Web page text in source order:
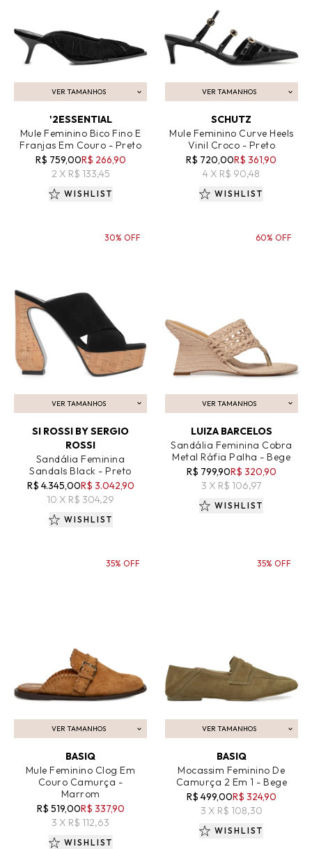
VER TAMANHOS
ADICIONAR AO CARRINHO
'2ESSENTIAL
Mule Feminino Bico Fino E
Franjas Em Couro - Preto
R$ 759,00R$ 266,90
2 X R$ 133,45
WISHLIST
VER TAMANHOS
ADICIONAR AO CARRINHO
SCHUTZ
Mule Feminino Curve Heels
Vinil Croco - Preto
R$ 720,00R$ 361,90
4 X R$ 90,48
WISHLIST
VER TAMANHOS
ADICIONAR AO CARRINHO
SI ROSSI BY SERGIO
ROSSI
Sandália Feminina
Sandals Black - Preto
R$ 4.345,00R$ 3.042,90
10 X R$ 304,29
30% OFF
WISHLIST
VER TAMANHOS
ADICIONAR AO CARRINHO
LUIZA BARCELOS
Sandália Feminina Cobra
Metal Ráfia Palha - Bege
R$ 799,90R$ 320,90
3 X R$ 106,97
60% OFF
WISHLIST
VER TAMANHOS
ADICIONAR AO CARRINHO
BASIQ
Mule Feminino Clog Em
Couro Camurça -
Marrom
R$ 519,00R$ 337,90
3 X R$ 112,63
35% OFF
WISHLIST
VER TAMANHOS
ADICIONAR AO CARRINHO
BASIQ
Mocassim Feminino De
Camurça 2 Em 1 - Bege
R$ 499,00R$ 324,90
3 X R$ 108,30
35% OFF
WISHLIST